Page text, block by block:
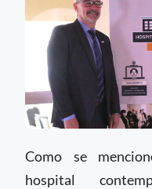
Como se
hospital